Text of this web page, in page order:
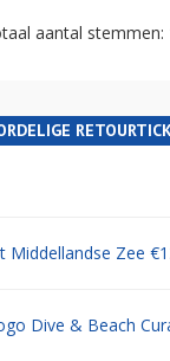
aantal stemmen:
Middellandse Zee
Dive & Beach